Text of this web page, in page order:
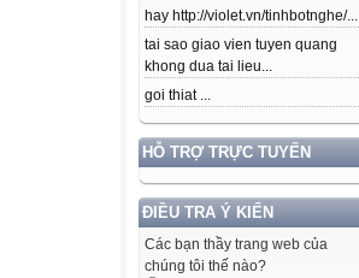
hay http://violet.vn/tinhbotnghe/...
tai sao giao vien tuyen quang
khong dua tai lieu...
goi thiat ...
HỖ TRỢ TRỰC TUYẾN
ĐIỀU TRA Ý KIẾN
Các bạn thầy trang web của
chúng tôi thế nào?